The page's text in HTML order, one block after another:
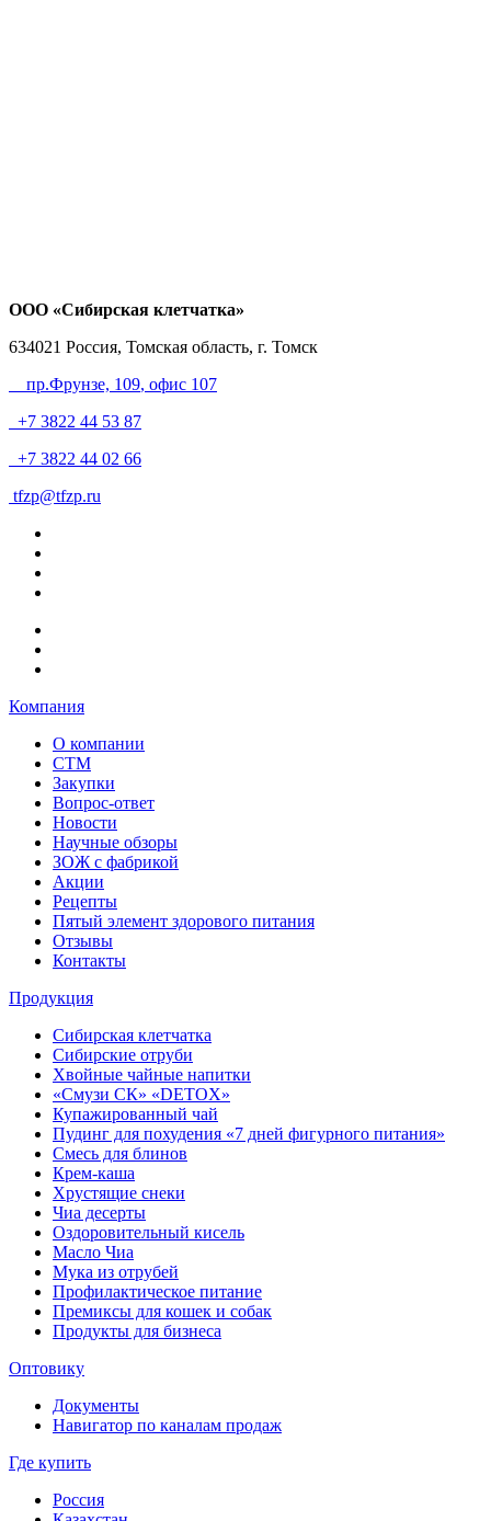
ООО «Сибирская клетчатка»
634021 Россия, Томская область, г. Томск
пр.Фрунзе, 109, офис 107
+7 3822 44 53 87
+7 3822 44 02 66
tfzp@tfzp.ru
Компания
О компании
СТМ
Закупки
Вопрос-ответ
Новости
Научные обзоры
ЗОЖ с фабрикой
Акции
Рецепты
Пятый элемент здорового питания
Отзывы
Контакты
Продукция
Сибирская клетчатка
Сибирские отруби
Хвойные чайные напитки
«Смузи СК» «DETOX»
Купажированный чай
Пудинг для похудения «7 дней фигурного питания»
Смесь для блинов
Крем-каша
Хрустящие снеки
Чиа десерты
Оздоровительный кисель
Масло Чиа
Мука из отрубей
Профилактическое питание
Премиксы для кошек и собак
Продукты для бизнеса
Оптовику
Документы
Навигатор по каналам продаж
Где купить
Россия